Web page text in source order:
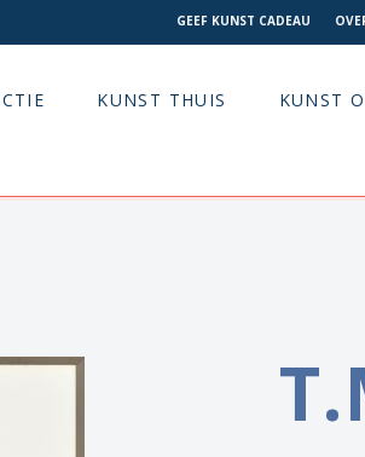
GEEF KUNST CADEAU
KUNST THUIS KUNST